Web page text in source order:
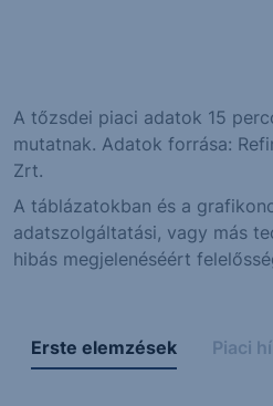
A tőzsdei piaci adatok 15
mutatnak. Adatok forrása:
Zrt.
A táblázatokban és a
adatszolgáltatási, vagy más
hibás megjelenéséért
Erste elemzések Piaci